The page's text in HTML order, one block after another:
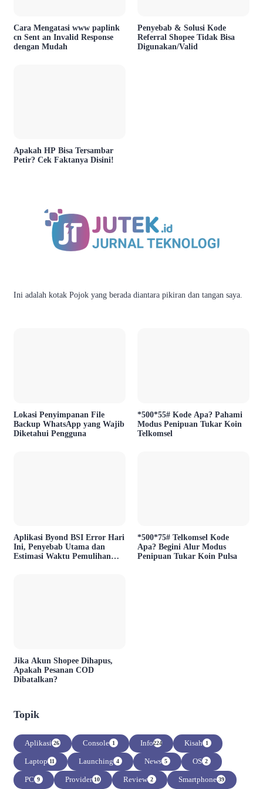
Cara Mengatasi www paplink
cn Sent an Invalid Response
dengan Mudah
Penyebab & Solusi Kode
Referral Shopee Tidak Bisa
Digunakan/Valid
Apakah HP Bisa Tersambar
Petir? Cek Faktanya Disini!
Ini adalah kotak Pojok yang berada diantara pikiran dan tangan saya.
Lokasi Penyimpanan File
Backup WhatsApp yang Wajib
Diketahui Pengguna
*500*55# Kode Apa? Pahami
Modus Penipuan Tukar Koin
Telkomsel
Aplikasi Byond BSI Error Hari
Ini, Penyebab Utama dan
Estimasi Waktu Pemulihan
*500*75# Telkomsel Kode
Apa? Begini Alur Modus
Penipuan Tukar Koin Pulsa
Jika Akun Shopee Dihapus,
Apakah Pesanan COD
Dibatalkan?
Topik
Aplikasi 26 Console 1 Info224 Kisah 1
Laptop 11 Launching 4 News 5 OS 2
PC 9 Provider 10 Review 2 Smartphone 39